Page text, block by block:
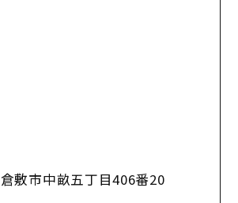
倉敷市中畝五丁目406番20